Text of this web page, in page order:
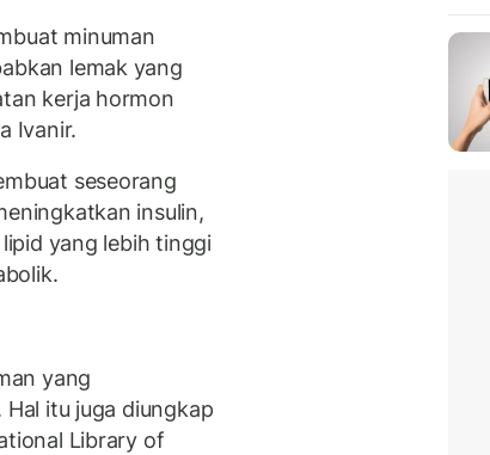
minuman
lemak yang
kerja hormon
Ivanir.
seseorang
insulin,
yang lebih tinggi
yang
itu juga diungkap
Library of